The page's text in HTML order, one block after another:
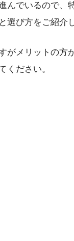
んでいるので、
選び方をご紹介
がメリットの方
ください。